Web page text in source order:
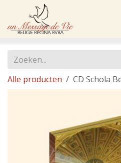
Overslaan naar inhoud
Alle producten CD Schola